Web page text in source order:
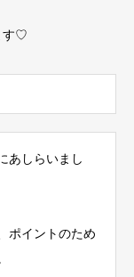
す♡
あしらいまし
ポイントのため